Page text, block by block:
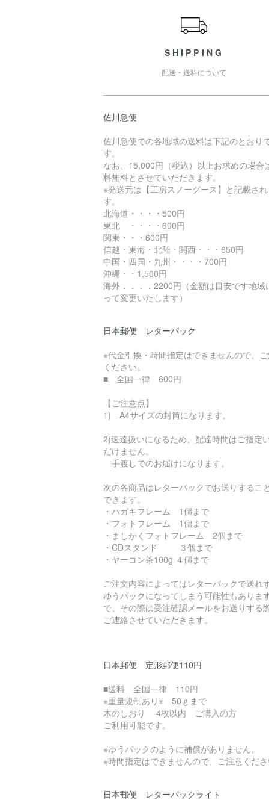
SHIPPING
配送・送料について
佐川急便
佐川急便での各地域の送料は下記のとおり
す。
なお、15,000円（税込）以上お求めの場合
料無料とさせていただきます。
※発送元は【工房スノーグース】と記載され
す。
北海道・・・・500円
東北 ・・・・600円
関東・・・600円
信越・東海・北陸・関西・・・650円
中国・四国・九州・・・・700円
沖縄・・1,500円
海外．．．．2200円（金額は目安です地域
って変更いたします）
日本郵便 レターパック
※代金引換・時間指定はできませんので、
ください。
■ 全国一律 600円
【ご注意点】
1) A4サイズの封筒になります。
2)速達扱いになるため、配達時間はご指定
だけません。
手渡しでのお届けになります。
次の各商品はレターパックでお送りするこ
できます。
・ハガキフレーム 1個まで
・フォトフレーム 1個まで
・ましかくフォトフレーム 2個まで
・CDスタンド ３個まで
・ヤーコン茶100g ４個まで
ご注文内容によってはレターパックで送れ
ゆうパックになってしまう可能性もありま
で、その際は受注確認メールをお送りする
ご連絡させていただきます。
日本郵便 定形郵便110円
■送料 全国一律 110円
※重量規制あり※ 50ｇまで
木のしおり 4枚以内 ご購入の方
ご利用可能です。
※ゆうパックのように補償がありません。
※時間指定はできませんので、ご注意くださ
日本郵便 レターパックライト